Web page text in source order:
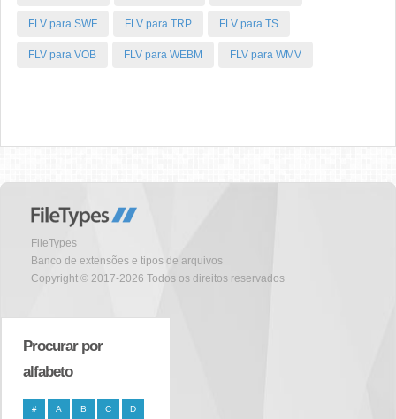
FLV para SWF FLV para TRP FLV para TS
FLV para VOB FLV para WEBM FLV para WMV
FileTypes
Banco de extensões e tipos de arquivos
Copyright © 2017-2026 Todos os direitos reservados
Procurar por
alfabeto
# A B C D